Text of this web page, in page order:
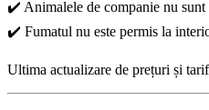
✔️ Animalele de companie nu sunt
✔️ Fumatul nu este permis la
Ultima actualizare de prețuri și